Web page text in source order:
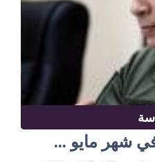
شهر مايو ...